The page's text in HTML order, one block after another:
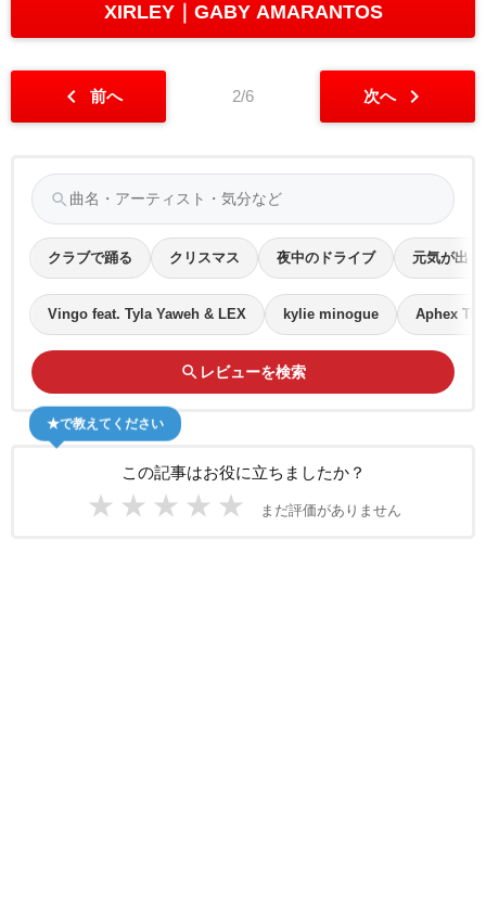
XIRLEY GABY AMARANTOS
chevron_left 前へ 2/6 次へ chevron_right
search
クラブで踊る クリスマス 夜中のドライブ 元気が出る
Vingo feat. Tyla Yaweh & LEX kylie minogue Aphex
search レビューを検索
この記事はお役に立ちましたか？
★ ★ ★ ★ ★ まだ評価がありません
★で教えてください